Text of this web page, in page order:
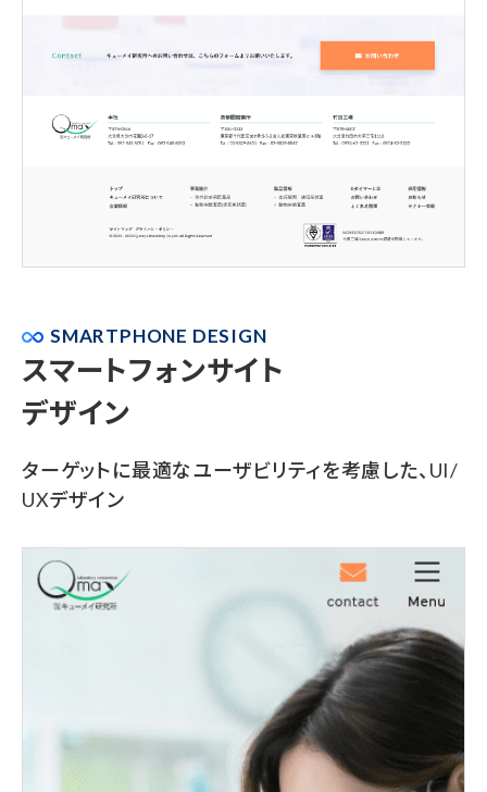
SMARTPHONE DESIGN
スマートフォンサイト
デザイン
ターゲットに最適なユーザビリティを考慮した、UI/
UXデザイン